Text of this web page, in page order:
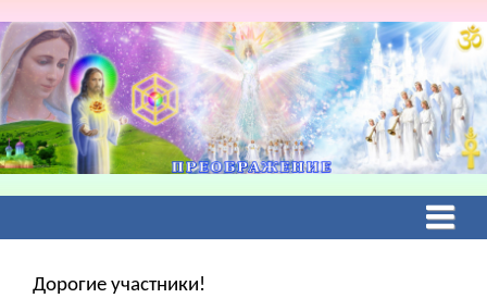
Дорогие участники!